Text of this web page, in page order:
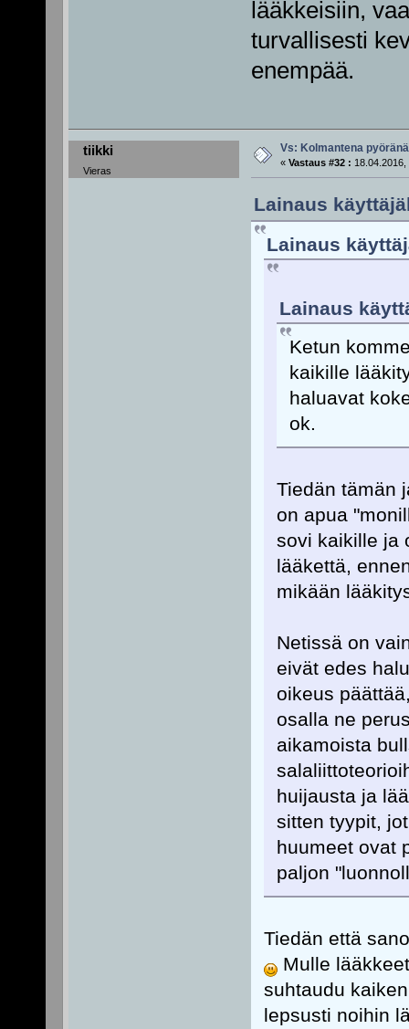
lääkkeisiin,
turvallisesti
enempää.
tiikki
Vieras
Vs: Kolmantena
« Vastaus #32 : 18.04.2016,
Lainaus
Lainaus
Lainaus
Ketun
kaikille
haluavat
ok.
Tiedän tämän
on apua
sovi kaikille ja
lääkettä,
mikään
Netissä on
eivät edes
oikeus
osalla ne
aikamoista
huijausta ja
sitten tyypit,
huumeet ovat
paljon
Tiedän että
Mulle
suhtaudu
lepsusti noihin